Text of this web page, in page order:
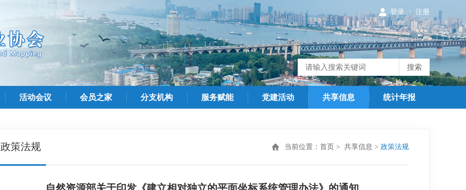
登录 注册
搜索
活动会议 会员之家 分支机构 服务赋能 党建活动 共享信息 统计年报
政策法规 当前位置： 首页 > 共享信息 > 政策法规